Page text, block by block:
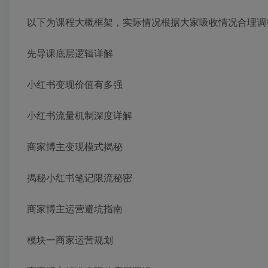
以下为课程大概框架，实际情况根据大家吸收情况合理
先导课底层逻辑详解
小红书变现价值有多强
小红书流量机制深度详解
商家博主变现模式揭秘
揭秘小红书笔记限流秘密
商家博主运营避坑指南
模块一商家运营规划